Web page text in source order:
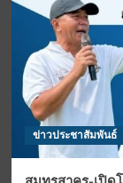
ข่าวประชาสัมพันธ์